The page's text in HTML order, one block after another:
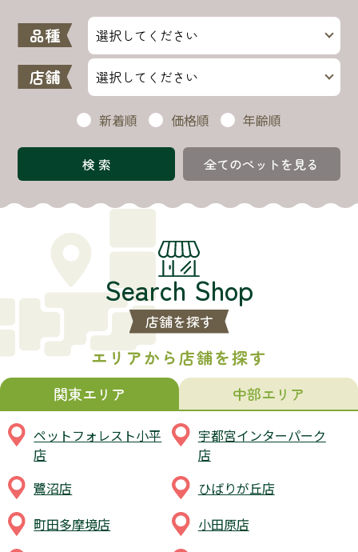
品種
店舗
新着順 価格順 年齢順
全てのペットを見る
Search Shop
店舗を探す
エリアから店舗を探す
関東エリア 中部エリア
ペットフォレスト小平
店
宇都宮インターパーク
店
鷺沼店
ひばりが丘店
町田多摩境店
小田原店